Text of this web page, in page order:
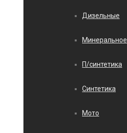
Дизельные
Минеральное
П/синтетика
Синтетика
Мото